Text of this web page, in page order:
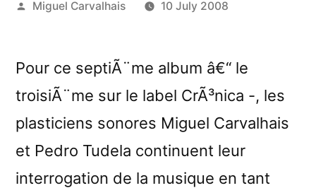
Posted
Miguel Carvalhais 10 July 2008
Pour ce septiÃ¨me album â€“ le
troisiÃ¨me sur le label CrÃ³nica -, les
plasticiens sonores Miguel Carvalhais
et Pedro Tudela continuent leur
interrogation de la musique en tant